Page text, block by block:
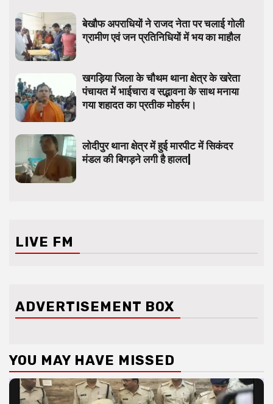
बेखौफ अपराधियों ने राजद नेता पर चलाई गोली
ग्रामीण एवं जन प्रतिनिधियों में भय का माहौल
खगड़िया जिला के चौथम थाना क्षेत्र के खरेता
पंचायत में भाईचारा व सद्भावना के साथ मनाया
गया शहादत का प्रतीक मोहर्रम।
लोदीपुर थाना क्षेत्र में हुई मारपीट में सिकंदर
मंडल की बिगड़ने लगी है हालत|
LIVE FM
ADVERTISEMENT BOX
YOU MAY HAVE MISSED